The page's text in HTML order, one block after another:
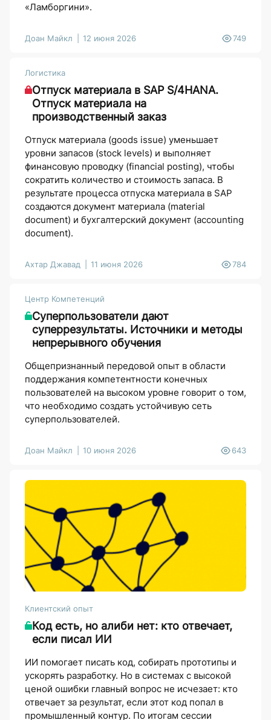
«Ламборгини».
Доан Майкл 12 июня 2026 749
Логистика
Отпуск материала в SAP S/4HANA.
Отпуск материала на
производственный заказ
Отпуск материала (goods issue) уменьшает
уровни запасов (stock levels) и выполняет
финансовую проводку (financial posting), чтобы
сократить количество и стоимость запаса. В
результате процесса отпуска материала в SAP
создаются документ материала (material
document) и бухгалтерский документ (accounting
document).
Ахтар Джавад 11 июня 2026 784
Центр Компетенций
Суперпользователи дают
суперрезультаты. Источники и методы
непрерывного обучения
Общепризнанный передовой опыт в области
поддержания компетентности конечных
пользователей на высоком уровне говорит о том,
что необходимо создать устойчивую сеть
суперпользователей.
Доан Майкл 10 июня 2026 643
Клиентский опыт
Код есть, но алиби нет: кто отвечает,
если писал ИИ
ИИ помогает писать код, собирать прототипы и
ускорять разработку. Но в системах с высокой
ценой ошибки главный вопрос не исчезает: кто
отвечает за результат, если этот код попал в
промышленный контур. По итогам сессии